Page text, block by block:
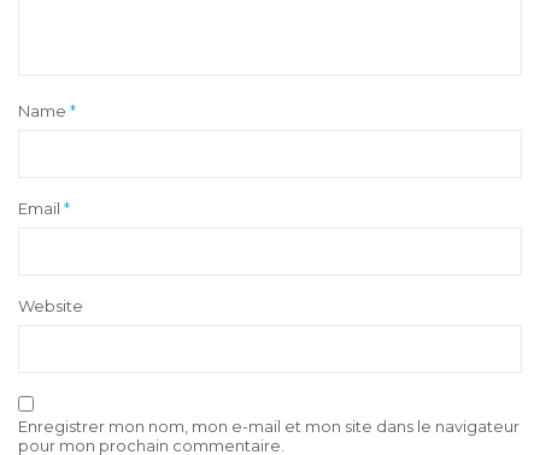
Name *
Email *
Website
Enregistrer mon nom, mon e-mail et mon site dans le navigateur
pour mon prochain commentaire.